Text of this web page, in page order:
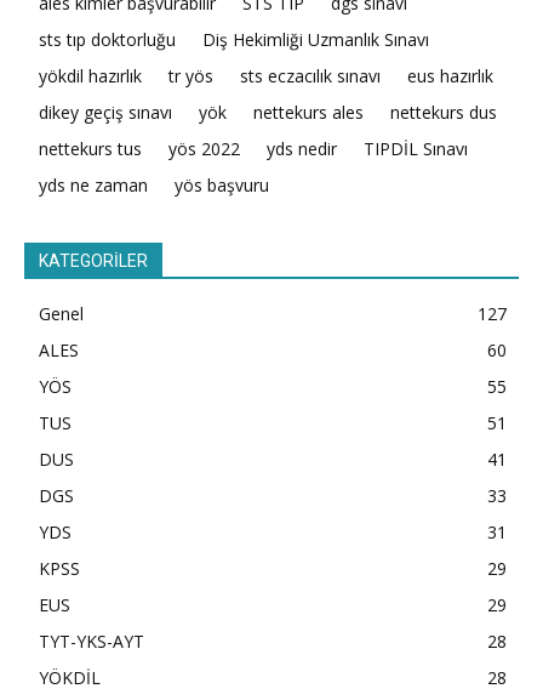
sts tıp doktorluğu
Diş Hekimliği Uzmanlık Sınavı
yökdil hazırlık
tr yös sts eczacılık sınavı
eus hazırlık
dikey geçiş sınavı
yök nettekurs ales
nettekurs dus
nettekurs tus
yös 2022 yds nedir
TIPDİL Sınavı
yds ne zaman
yös başvuru
KATEGORİLER
Genel
127
ALES
60
YÖS
55
TUS
51
DUS
41
DGS
33
YDS
31
KPSS
29
EUS
29
TYT-YKS-AYT
28
YÖKDİL
28